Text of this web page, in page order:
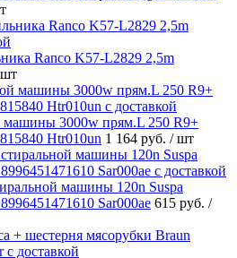
Ranco K57-L2829 2,5m
машины 3000w прям.L 250 R9+
Htr010un 1 164 руб. / шт
машины 120n Suspa
Sar000ae 615 руб. /